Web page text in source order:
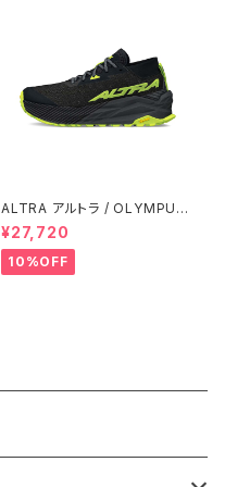
ALTRA アルトラ / OLYMPUS
オリンパス 275 Women's / Bl
ack/Gray
¥27,720
10%OFF